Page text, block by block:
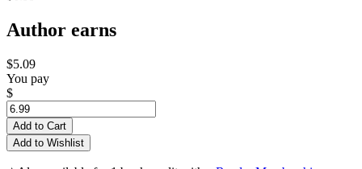
Author earns
$5.09
You pay
$
Add to Cart
Add to Wishlist